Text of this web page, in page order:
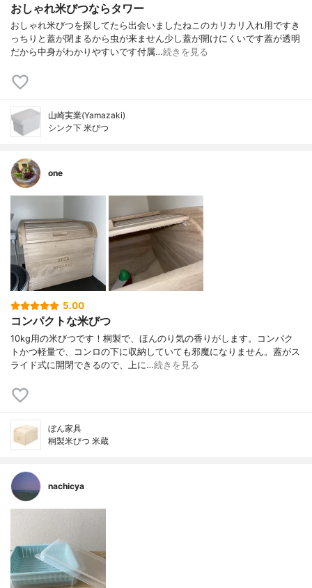
おしゃれ米びつならタワー
おしゃれ米びつを探してたら出会いましたねこのカリカリ入れ用ですき
っちりと蓋が閉まるから虫が来ません少し蓋が開けにくいです蓋が透明
だから中身がわかりやすいです付属…続きを見る
山崎実業(Yamazaki)
シンク下 米びつ
one
5.00
コンパクトな米びつ
10kg用の米びつです！桐製で、ほんのり気の香りがします。コンパク
トかつ軽量で、コンロの下に収納していても邪魔になりません。蓋がス
ライド式に開閉できるので、上に…続きを見る
ぼん家具
桐製米びつ 米蔵
nachicya